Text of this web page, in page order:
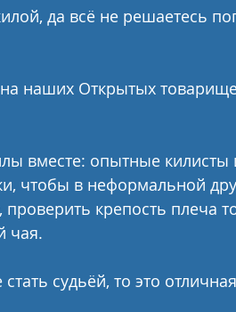
да всё не решаетесь
наших Открытых
вместе: опытные килисты
чтобы в неформальной
проверить крепость плеча
чая.
судьёй, то это